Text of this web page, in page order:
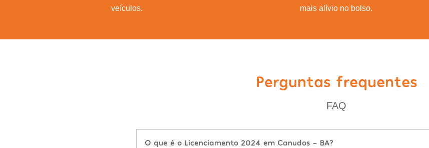
veículos.
mais alívio no bolso.
Perguntas frequentes
FAQ
O que é o Licenciamento 2024 em Canudos - BA?